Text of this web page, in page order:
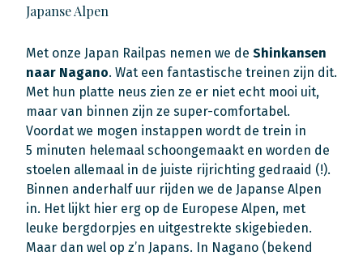
Japanse Alpen
Met onze Japan Railpas nemen we de Shinkansen
naar Nagano. Wat een fantastische treinen zijn dit.
Met hun platte neus zien ze er niet echt mooi uit,
maar van binnen zijn ze super-comfortabel.
Voordat we mogen instappen wordt de trein in
5 minuten helemaal schoongemaakt en worden de
stoelen allemaal in de juiste rijrichting gedraaid (!).
Binnen anderhalf uur rijden we de Japanse Alpen
in. Het lijkt hier erg op de Europese Alpen, met
leuke bergdorpjes en uitgestrekte skigebieden.
Maar dan wel op z’n Japans. In Nagano (bekend